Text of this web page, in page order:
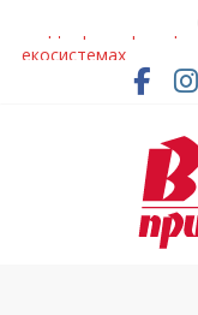
У Самарі провели
Світлові рішення
На
магістральному
Спортсменка з
Дніпропетровщини
На